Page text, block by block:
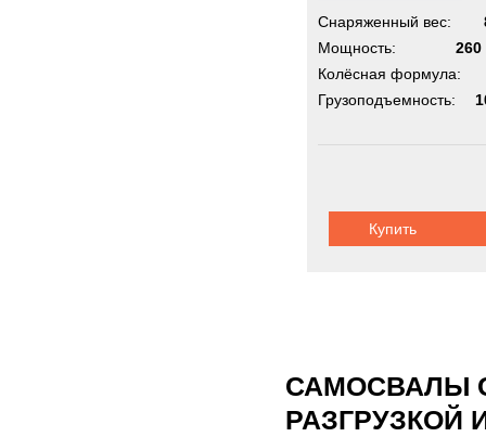
Снаряженный вес:
Мощность:
260
Колёсная формула:
Грузоподъемность:
Купить
САМОСВАЛЫ
РАЗГРУЗКОЙ